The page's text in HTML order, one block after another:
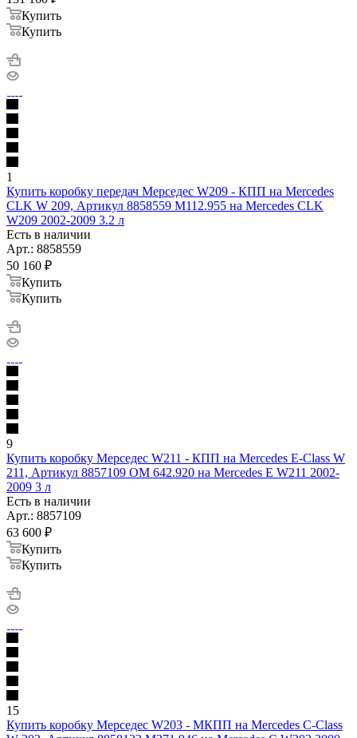
Купить
Купить
1
Купить коробку передач Мерседес W209 - КПП на Mercedes
CLK W 209, Артикул 8858559 M112.955 на Mercedes CLK
W209 2002-2009 3.2 л
Есть в наличии
Арт.: 8858559
50 160 ₽
Купить
Купить
9
Купить коробку Мерседес W211 - КПП на Mercedes E-Class W
211, Артикул 8857109 OM 642.920 на Mercedes E W211 2002-
2009 3 л
Есть в наличии
Арт.: 8857109
63 600 ₽
Купить
Купить
15
Купить коробку Мерседес W203 - МКПП на Mercedes C-Class